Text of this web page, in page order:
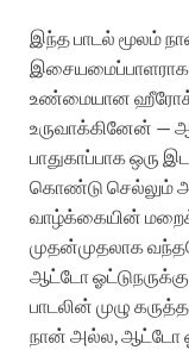
இந்த பாடல் மூலம்
உண்மையான
உருவாக்கினேன் —
பாதுகாப்பாக ஒரு
கொண்டு செல்லும்
வாழ்க்கையின்
முதன்முதலாக
ஆட்டோ
பாடலின் முழு
நான் அல்ல, ஆட்டோ